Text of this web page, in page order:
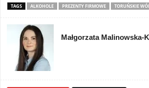
TAGS ALKOHOLE PREZENTY FIRMOWE TORUŃSKIE
Małgorzata Malinowska-